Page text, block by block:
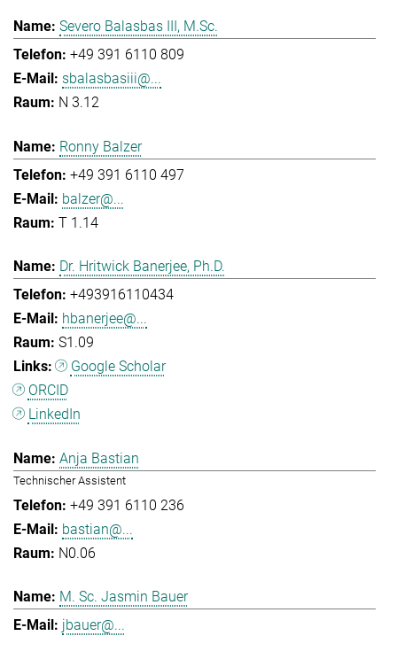
Severo Balasbas III, M.Sc.
+49 391 6110 809
sbalasbasiii@...
N 3.12
Ronny Balzer
+49 391 6110 497
balzer@...
T 1.14
Dr. Hritwick Banerjee, Ph.D.
+493916110434
hbanerjee@...
S1.09
Google Scholar
ORCID
LinkedIn
Anja Bastian
Technischer Assistent
+49 391 6110 236
bastian@...
N0.06
M. Sc. Jasmin Bauer
jbauer@...